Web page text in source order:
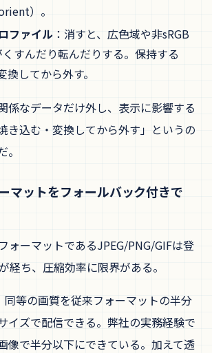
）。
ファイル ：消すと、広色域や非sRGB
すんだり転んだりする。保持する
換してから外す。
係なデータだけ外し、表示に影響する
き込む・変換してから外す」というの
マットをフォールバック付きで
ォーマットであるJPEG/PNG/GIFは登
経ち、圧縮効率に限界がある。
同等の画質を従来フォーマットの半分
イズで配信できる。弊社の実務経験で
像で半分以下にできている。加えて透